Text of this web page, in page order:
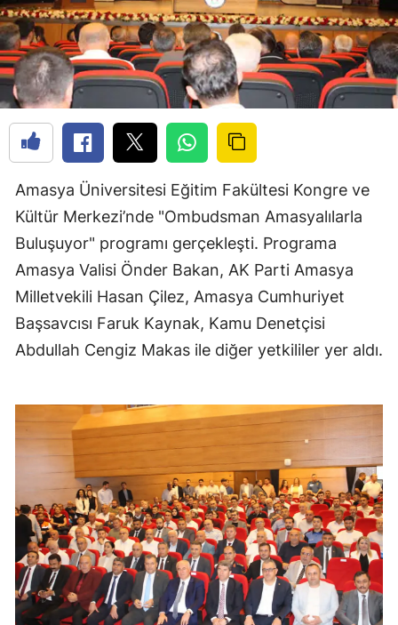
Amasya Üniversitesi Eğitim Fakültesi Kongre ve
Kültür Merkezi’nde "Ombudsman Amasyalılarla
Buluşuyor" programı gerçekleşti. Programa
Amasya Valisi Önder Bakan, AK Parti Amasya
Milletvekili Hasan Çilez, Amasya Cumhuriyet
Başsavcısı Faruk Kaynak, Kamu Denetçisi
Abdullah Cengiz Makas ile diğer yetkililer yer aldı.